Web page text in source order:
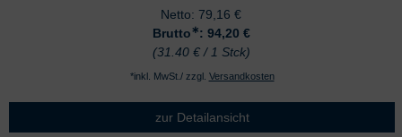
Netto: 79,16 €
Brutto∗: 94,20 €
(31.40 € / 1 Stck)
*inkl. MwSt./ zzgl. Versandkosten
zur Detailansicht